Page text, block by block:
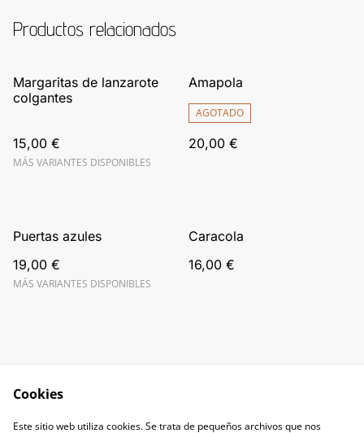
Productos relacionados
Margaritas de lanzarote
colgantes
15,00 €
MÁS VARIANTES DISPONIBLES
Amapola
AGOTADO
20,00 €
Puertas azules
19,00 €
MÁS VARIANTES DISPONIBLES
Caracola
16,00 €
Cookies
Este sitio web utiliza cookies. Se trata de pequeños archivos que nos